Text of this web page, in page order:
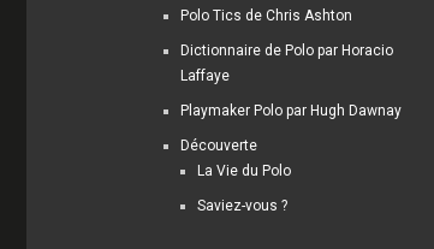
Polo Tics de Chris Ashton
Dictionnaire de Polo par Horacio
Laffaye
Playmaker Polo par Hugh Dawnay
Découverte
La Vie du Polo
Saviez-vous ?